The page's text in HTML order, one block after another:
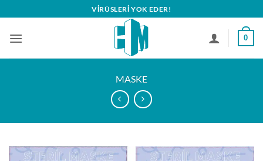
atla
VIRÜSLERI YOK EDER!
0
MASKE